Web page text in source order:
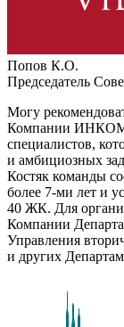
Попов К.О.
Председатель
Могу
Компании
специалистов,
и амбициозных
Костяк команды
более 7-ми лет и
40 ЖК. Для
Компании
Управления
и других